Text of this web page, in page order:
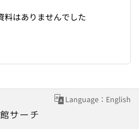
料はありませんでした
Language：English